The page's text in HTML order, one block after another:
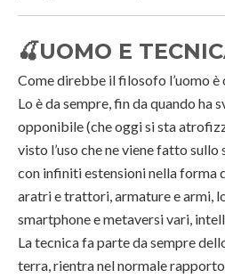
🍒UOMO E
Come direbbe il filosofo l’uomo
Lo è da sempre, fin da quando ha
opponibile (che oggi si sta
visto l’uso che ne viene fatto
con infiniti estensioni nella forma
aratri e trattori, armature e armi,
smartphone e metaversi vari,
La tecnica fa parte da sempre
terra, rientra nel normale rapporto